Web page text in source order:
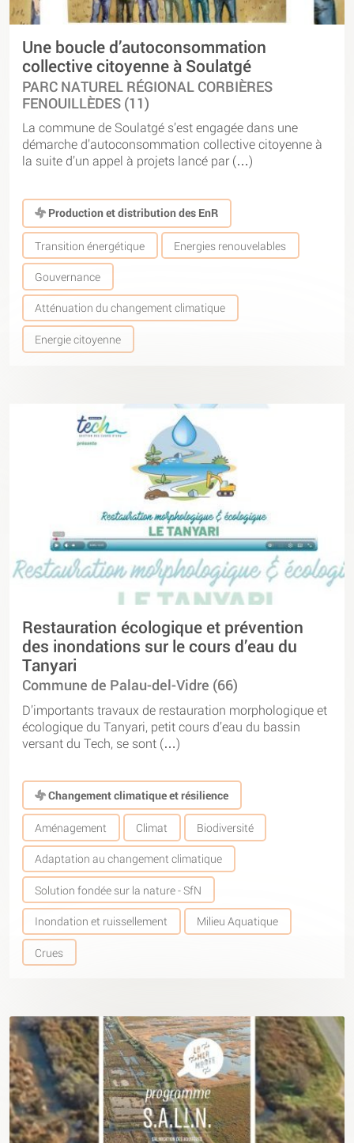
Une boucle d’autoconsommation
collective citoyenne à Soulatgé
PARC NATUREL RÉGIONAL CORBIÈRES
FENOUILLÈDES (11)
La commune de Soulatgé s’est engagée dans une
démarche d’autoconsommation collective citoyenne à
la suite d’un appel à projets lancé par (…)
Production et distribution des EnR
Transition énergétique Energies renouvelables
Gouvernance
Atténuation du changement climatique
Energie citoyenne
Restauration écologique et prévention
des inondations sur le cours d’eau du
Tanyari
Commune de Palau-del-Vidre (66)
D’importants travaux de restauration morphologique et
écologique du Tanyari, petit cours d’eau du bassin
versant du Tech, se sont (…)
Changement climatique et résilience
Aménagement Climat Biodiversité
Adaptation au changement climatique
Solution fondée sur la nature - SfN
Inondation et ruissellement Milieu Aquatique
Crues